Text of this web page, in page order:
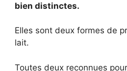
bien distinctes.
Elles sont deux formes de
lait.
Toutes deux reconnues pour